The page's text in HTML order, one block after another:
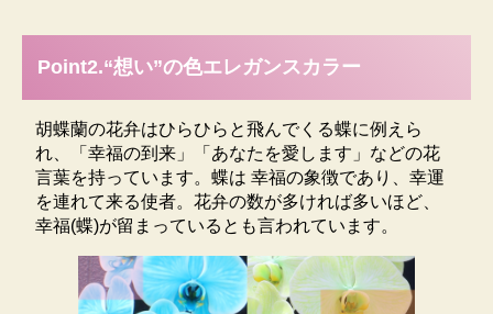
一鉢一鉢、職人の手で水やりをし心を込めて育てた胡
蝶蘭です。質と量に拘った最高級の胡蝶蘭を、是非ご
堪能下さい。
※エレガンスシリーズは花もちを損なわないように特
殊な技術で内側から染め上げてある松浦園芸オリジナ
ル商品です。スプレーで吹き付けてある類似品とお間
違えの無いようご注意ください。
色合いについて
Point2.“想い”の色エレガンスカラー
胡蝶蘭の花弁はひらひらと飛んでくる蝶に例えら
れ、「幸福の到来」「あなたを愛します」などの花
言葉を持っています。蝶は 幸福の象徴であり、幸運
を連れて来る使者。花弁の数が多ければ多いほど、
幸福(蝶)が留まっているとも言われています。